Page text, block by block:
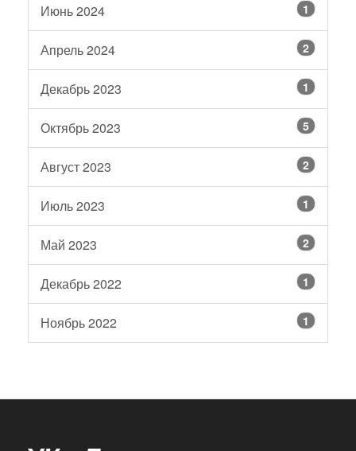
Июнь 2024 1
Апрель 2024 2
Декабрь 2023 1
Октябрь 2023 5
Август 2023 2
Июль 2023 1
Май 2023 2
Декабрь 2022 1
Ноябрь 2022 1